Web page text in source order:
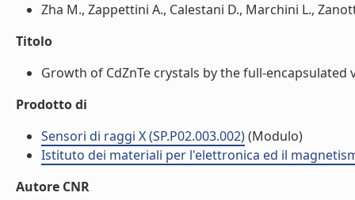
Zha M., Zappettini A., Calestani D., Marchini L.,
Titolo
Growth of CdZnTe crystals by the full-
Prodotto di
Sensori di raggi X (SP.P02.003.002)(Modulo)
Istituto dei materiali per l'elettronica ed il
Autore CNR